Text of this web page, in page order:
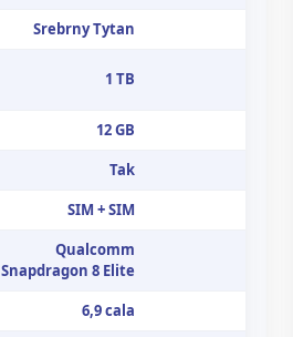
Srebrny Tytan
1 TB
12 GB
Tak
SIM + SIM
Qualcomm
Snapdragon 8 Elite
6,9 cala